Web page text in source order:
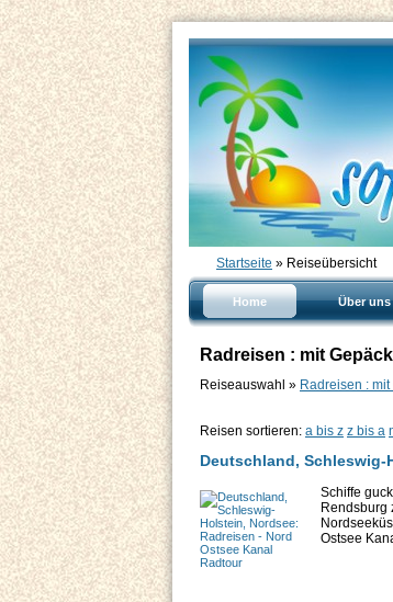
Startseite » Reiseübersicht
Home Über uns
Radreisen : mit
Reiseauswahl » Radreisen :
Reisen sortieren: a bis z z bis a
Deutschland, Schleswig-
Schiffe
Rendsburg
Ostsee